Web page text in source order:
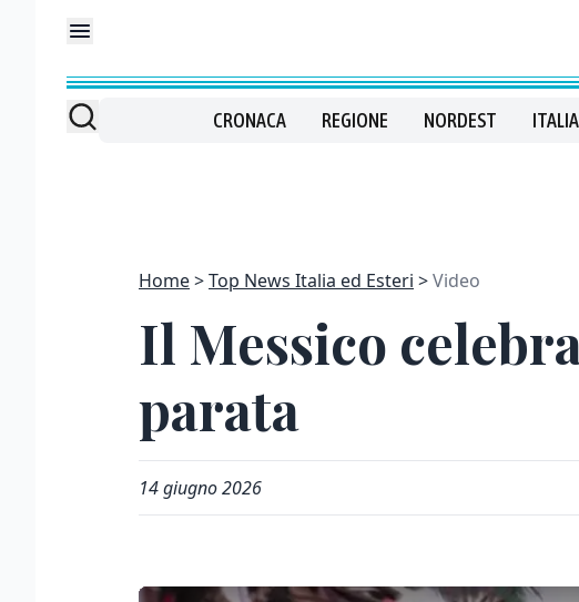
CRONACA REGIONE NORDEST ITALIA
Home Top News Italia ed Esteri Video
Il Messico
parata
14 giugno 2026